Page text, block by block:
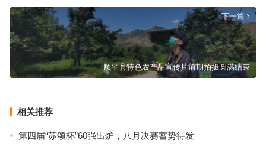
下一篇
顺平县特色农产品宣传片前期拍摄圆满结束
相关推荐
第四届“苏颂杯”60强出炉，八月决赛蓄势待发